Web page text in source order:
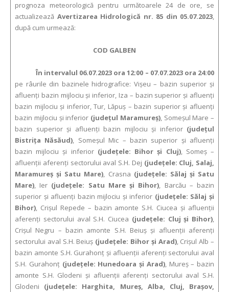
prognoza meteorologică pentru următoarele 24 de ore, se
actualizează Avertizarea Hidrologică nr. 85 din 05.07.2023,
după cum urmează:
COD GALBEN
În intervalul 06.07.2023 ora 12:00 – 07.07.2023 ora 24:00
pe râurile din bazinele hidrografice: Vişeu – bazin superior şi
afluenţi bazin mijlociu şi inferior, Iza – bazin superior şi afluenţi
bazin mijlociu şi inferior, Tur, Lăpuş – bazin superior şi afluenţi
bazin mijlociu şi inferior (judeţul Maramureş), Someşul Mare –
bazin superior şi afluenţi bazin mijlociu şi inferior (judeţul
Bistriţa Năsăud), Someşul Mic – bazin superior şi afluenţi
bazin mijlociu şi inferior (judeţele: Bihor şi Cluj), Someş –
afluenţii aferenţi sectorului aval S.H. Dej (judeţele: Cluj, Salaj,
Maramureş şi Satu Mare), Crasna (judeţele: Sălaj şi Satu
Mare), Ier (judeţele: Satu Mare şi Bihor), Barcău – bazin
superior şi afluenţi bazin mijlociu şi inferior (judeţele: Sălaj şi
Bihor), Crişul Repede – bazin amonte S.H. Ciucea şi afluenţii
aferenţi sectorului aval S.H. Ciucea (judeţele: Cluj şi Bihor),
Crişul Negru – bazin amonte S.H. Beiuş şi afluenţii aferenţi
sectorului aval S.H. Beiuş (judeţele: Bihor şi Arad), Crişul Alb –
bazin amonte S.H. Gurahonţ şi afluenţii aferenţi sectorului aval
S.H. Gurahonţ (judeţele: Hunedoara şi Arad), Mureş – bazin
amonte S.H. Glodeni şi afluenţii aferenţi sectorului aval S.H.
Glodeni (judeţele: Harghita, Mureş, Alba, Cluj, Braşov,